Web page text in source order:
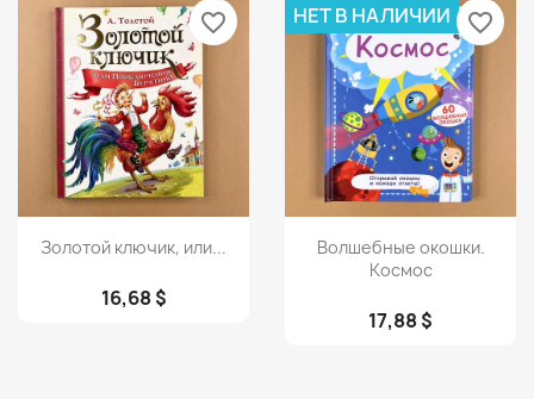
Просмотр
Золотой ключик, или...
16,68 $
favorite_border
Просмотр
Волшебные окошки.
Космос
17,88 $
НЕТ В НАЛИЧИИ favorite_border